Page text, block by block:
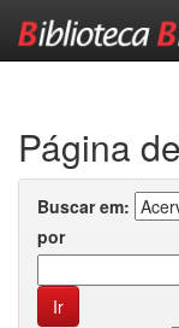
Página
Buscar em:
por